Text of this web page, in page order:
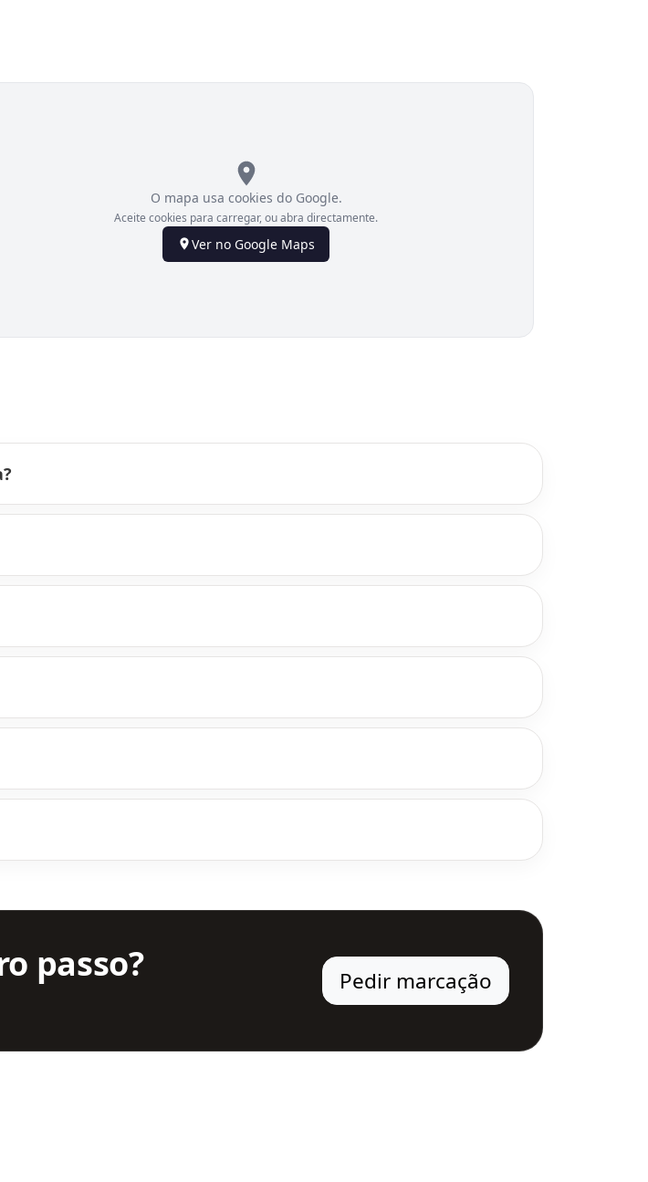
O mapa usa cookies do Google.
Aceite cookies para carregar, ou abra directamente.
Ver no Google Maps
passo? Pedir marcação